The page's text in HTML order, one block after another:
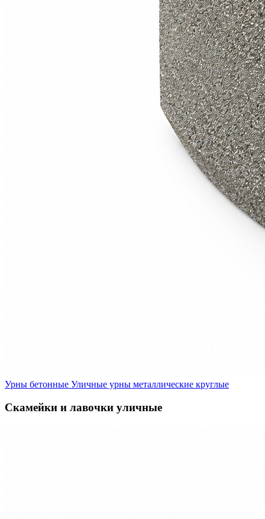
Урны бетонные Уличные урны металлические круглые
Скамейки и лавочки уличные